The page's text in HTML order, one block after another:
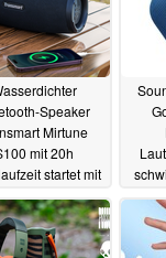
Speaker
Mirtune
mit 20h
startet mit
28.10.2024